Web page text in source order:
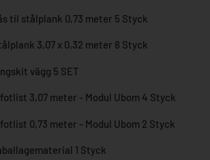
til stålplank 0,73 meter 5 Styck
3,07 x 0,32 meter 8 Styck
vägg 5 SET
3,07 meter - Modul Ubom 4 Styck
0,73 meter - Modul Ubom 2 Styck
1 Styck